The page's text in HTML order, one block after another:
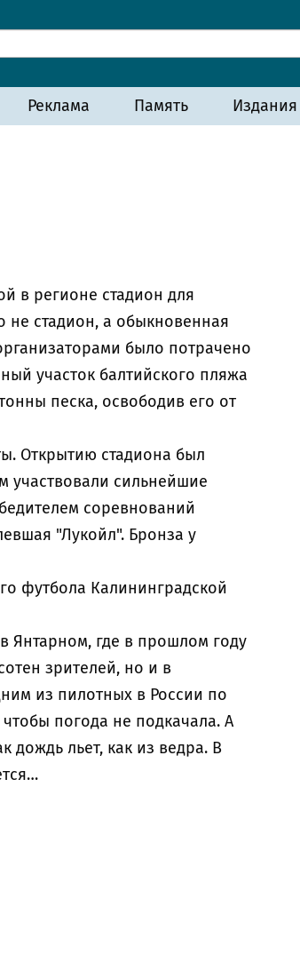
Реклама Память Издания
в регионе стадион для
не стадион, а обыкновенная
было потрачено
участок балтийского пляжа
песка, освободив его от
Открытию стадиона был
участвовали сильнейшие
соревнований
"Лукойл". Бронза у
футбола Калининградской
Янтарном, где в прошлом году
зрителей, но и в
из пилотных в России по
погода не подкачала. А
дождь льет, как из ведра. В